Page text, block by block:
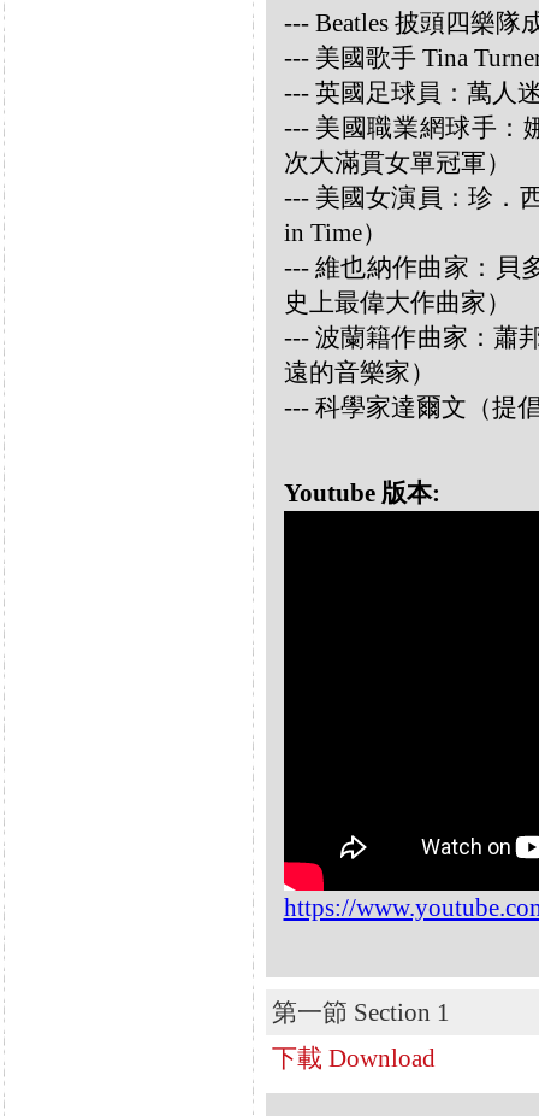
--- Beatles 披頭四樂隊
--- 美國歌手 Tina
--- 英國足球員：萬人
--- 美國職業網球手：
次大滿貫女單冠軍）
--- 美國女演員：珍．
in Time）
--- 維也納作曲家：貝
史上最偉大作曲家）
--- 波蘭籍作曲家：蕭
遠的音樂家）
--- 科學家達爾文（提
Youtube 版本:
https://
第一節 Section 1
下載 Download